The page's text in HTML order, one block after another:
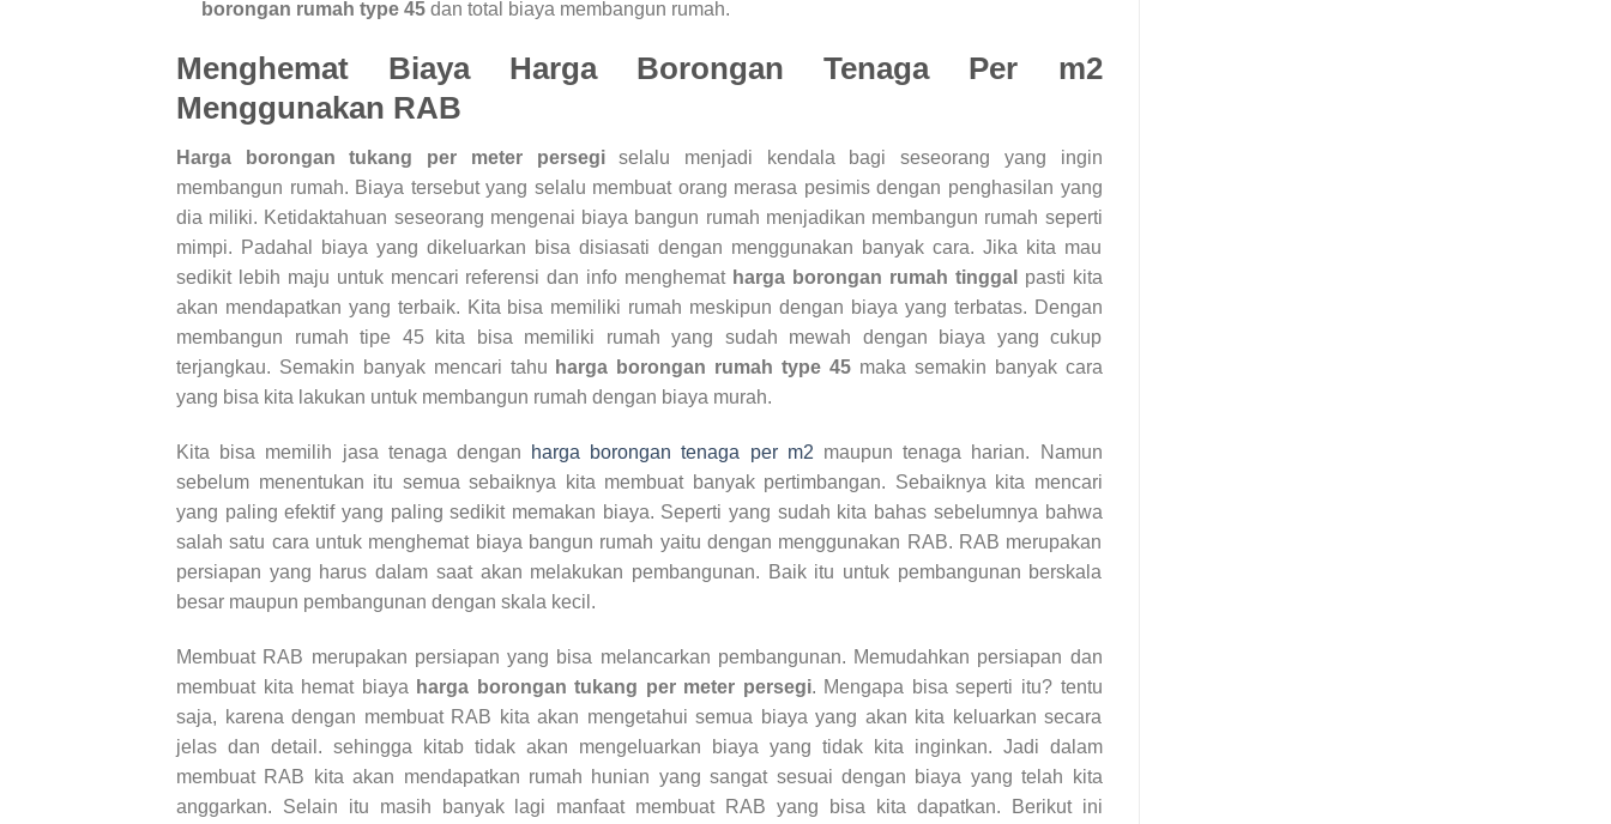
borongan rumah type 45dan total biaya membangun rumah.
Menghemat Biaya Harga Borongan Tenaga Per m2
Menggunakan RAB
Harga borongan tukang per meter persegiselalu menjadi kendala bagi seseorang yang ingin
membangun rumah. Biaya tersebut yang selalu membuat orang merasa pesimis dengan penghasilan yang
dia miliki. Ketidaktahuan seseorang mengenai biaya bangun rumah menjadikan membangun rumah seperti
mimpi. Padahal biaya yang dikeluarkan bisa disiasati dengan menggunakan banyak cara. Jika kita mau
sedikit lebih maju untuk mencari referensi dan info menghemat harga borongan rumah tinggal
pasti kita
akan mendapatkan yang terbaik. Kita bisa memiliki rumah meskipun dengan biaya yang terbatas. Dengan
membangun rumah tipe 45 kita bisa memiliki rumah yang sudah mewah dengan biaya yang cukup
terjangkau. Semakin banyak mencari tahu harga borongan rumah type 45maka semakin banyak cara
yang bisa kita lakukan untuk membangun rumah dengan biaya murah.
Kita bisa memilih jasa tenaga dengan harga borongan tenaga per m2 maupun tenaga harian. Namun
sebelum menentukan itu semua sebaiknya kita membuat banyak pertimbangan. Sebaiknya kita mencari
yang paling efektif yang paling sedikit memakan biaya. Seperti yang sudah kita bahas sebelumnya bahwa
salah satu cara untuk menghemat biaya bangun rumah yaitu dengan menggunakan RAB. RAB merupakan
persiapan yang harus dalam saat akan melakukan pembangunan. Baik itu untuk pembangunan berskala
besar maupun pembangunan dengan skala kecil.
Membuat RAB merupakan persiapan yang bisa melancarkan pembangunan. Memudahkan persiapan dan
membuat kita hemat biaya harga borongan tukang per meter persegi. Mengapa bisa seperti itu? tentu
saja, karena dengan membuat RAB kita akan mengetahui semua biaya yang akan kita keluarkan secara
jelas dan detail. sehingga kitab tidak akan mengeluarkan biaya yang tidak kita inginkan. Jadi dalam
membuat RAB kita akan mendapatkan rumah hunian yang sangat sesuai dengan biaya yang telah kita
anggarkan. Selain itu masih banyak lagi manfaat membuat RAB yang bisa kita dapatkan. Berikut ini